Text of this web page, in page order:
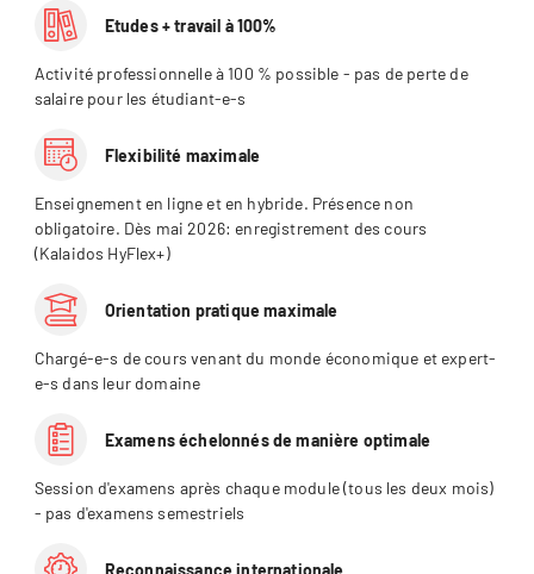
Etudes + travail à 100%
Activité professionnelle à 100 % possible - pas de perte de
salaire pour les étudiant-e-s
Flexibilité maximale
Enseignement en ligne et en hybride. Présence non
obligatoire. Dès mai 2026: enregistrement des cours
(Kalaidos HyFlex+)
Orientation pratique maximale
Chargé-e-s de cours venant du monde économique et expert-
e-s dans leur domaine
Examens échelonnés de manière optimale
Session d'examens après chaque module (tous les deux mois)
- pas d'examens semestriels
Reconnaissance internationale